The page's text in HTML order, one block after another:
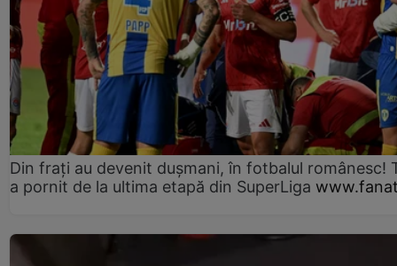
Din frați au devenit dușmani, în fotbalul românesc!
a pornit de la ultima etapă din SuperLiga